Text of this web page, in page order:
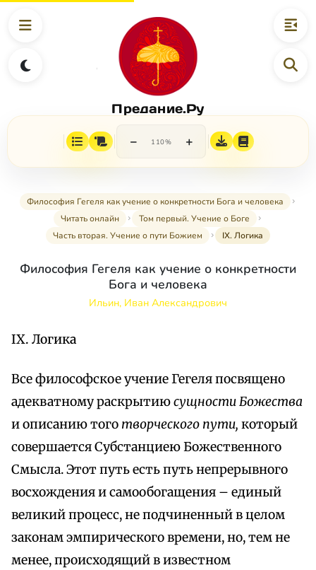
Предание.Ру
− 110% +
Философия Гегеля как учение о конкретности Бога и человека
Читать онлайн
Том первый. Учение о Боге
Часть вторая. Учение о пути Божием
IX. Логика
Философия Гегеля как учение о конкретности
Бога и человека
Ильин, Иван Александрович
IX. Логика
Все философское учение Гегеля посвящено
адекватному раскрытиюсущности Божества
и описанию того творческого пути, который
совершается Субстанциею Божественного
Смысла. Этот путь есть путь непрерывного
восхождения и самообогащения – единый
великий процесс, не подчиненный в целом
законам эмпирического времени, но, тем не
менее, происходящий в известном